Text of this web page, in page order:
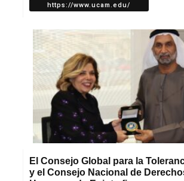
https://www.ucam.edu/
El Consejo Global para la
y el Consejo Nacional de